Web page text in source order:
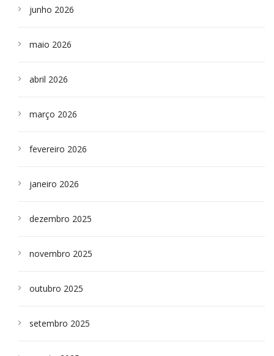
junho 2026
maio 2026
abril 2026
março 2026
fevereiro 2026
janeiro 2026
dezembro 2025
novembro 2025
outubro 2025
setembro 2025